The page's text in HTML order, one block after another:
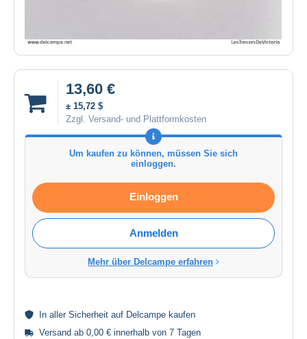
13,60 €
± 15,72 $
Zzgl. Versand- und Plattformkosten
Um kaufen zu können, müssen Sie sich
einloggen.
Einloggen
Anmelden
Mehr über Delcampe erfahren
In aller Sicherheit auf Delcampe kaufen
Versand ab 0,00 € innerhalb von 7 Tagen